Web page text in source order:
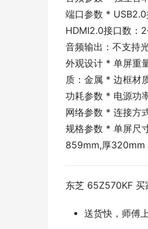
端口参数 *
HDMI2.0接口数：
音频输出：不支持
外观设计 * 单屏重
质：金属 * 边框材
功耗参数 * 电源功
网络参数 * 连接方
规格参数 * 单屏尺
859mm,厚320mm
东芝 65Z570KF 买
送货快，师傅